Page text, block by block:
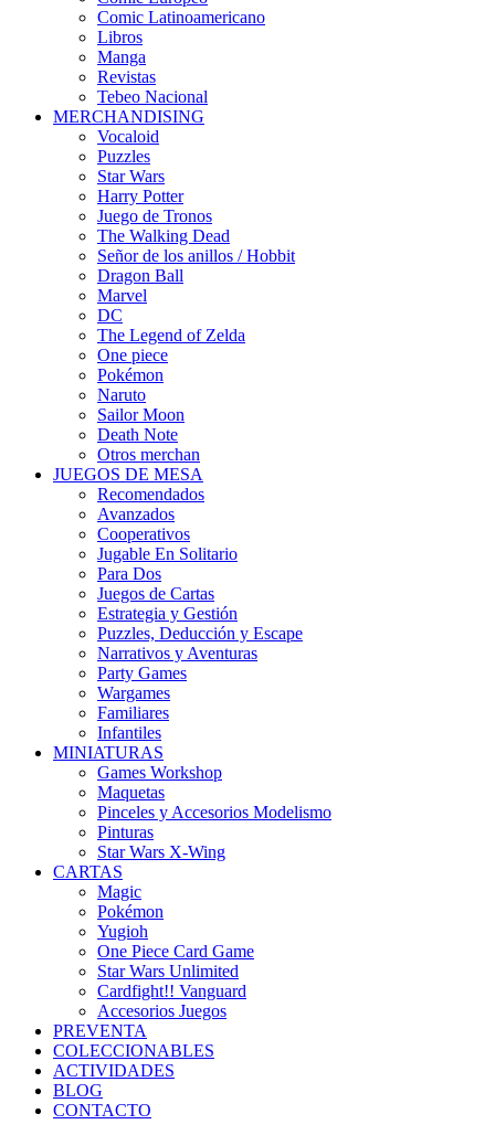
Comic Latinoamericano
Libros
Manga
Revistas
Tebeo Nacional
MERCHANDISING
Vocaloid
Puzzles
Star Wars
Harry Potter
Juego de Tronos
The Walking Dead
Señor de los anillos / Hobbit
Dragon Ball
Marvel
DC
The Legend of Zelda
One piece
Pokémon
Naruto
Sailor Moon
Death Note
Otros merchan
JUEGOS DE MESA
Recomendados
Avanzados
Cooperativos
Jugable En Solitario
Para Dos
Juegos de Cartas
Estrategia y Gestión
Puzzles, Deducción y Escape
Narrativos y Aventuras
Party Games
Wargames
Familiares
Infantiles
MINIATURAS
Games Workshop
Maquetas
Pinceles y Accesorios Modelismo
Pinturas
Star Wars X-Wing
CARTAS
Magic
Pokémon
Yugioh
One Piece Card Game
Star Wars Unlimited
Cardfight!! Vanguard
Accesorios Juegos
PREVENTA
COLECCIONABLES
ACTIVIDADES
BLOG
CONTACTO